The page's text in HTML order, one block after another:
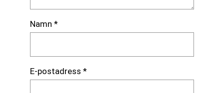
Namn *
E-postadress *